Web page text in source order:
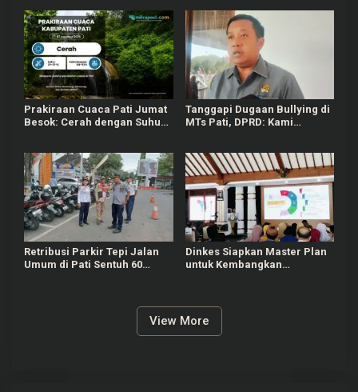
Prakiraan Cuaca Pati Jumat
Besok: Cerah dengan Suhu
Tanggapi Dugaan Bullying di
MTs Pati, DPRD: Kami
Retribusi Parkir Tepi Jalan
Umum di Pati Sentuh 60
Dinkes Siapkan Master Plan
untuk Kembangkan
View More